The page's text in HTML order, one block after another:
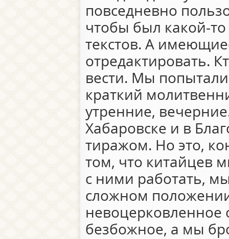
повседневно
чтобы был какой-
текстов. А
отредактировать.
вести. Мы
краткий
утренние,
Хабаровске и в
тиражом. Но это,
том, что китайцев
с ними работать,
сложном
невоцерковленное
безбожное, а мы